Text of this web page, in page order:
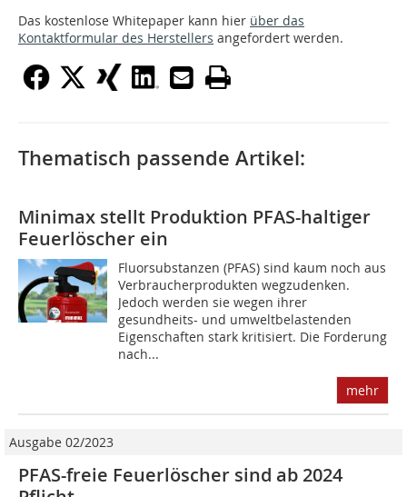
Das kostenlose Whitepaper kann hier über das
Kontaktformular des Herstellers angefordert werden.
Thematisch passende Artikel:
Minimax stellt Produktion PFAS-haltiger
Feuerlöscher ein
Fluorsubstanzen (PFAS) sind kaum noch aus
Verbraucherprodukten wegzudenken.
Jedoch werden sie wegen ihrer
gesundheits- und umweltbelastenden
Eigenschaften stark kritisiert. Die Forderung
nach...
mehr
Ausgabe 02/2023
PFAS-freie Feuerlöscher sind ab 2024